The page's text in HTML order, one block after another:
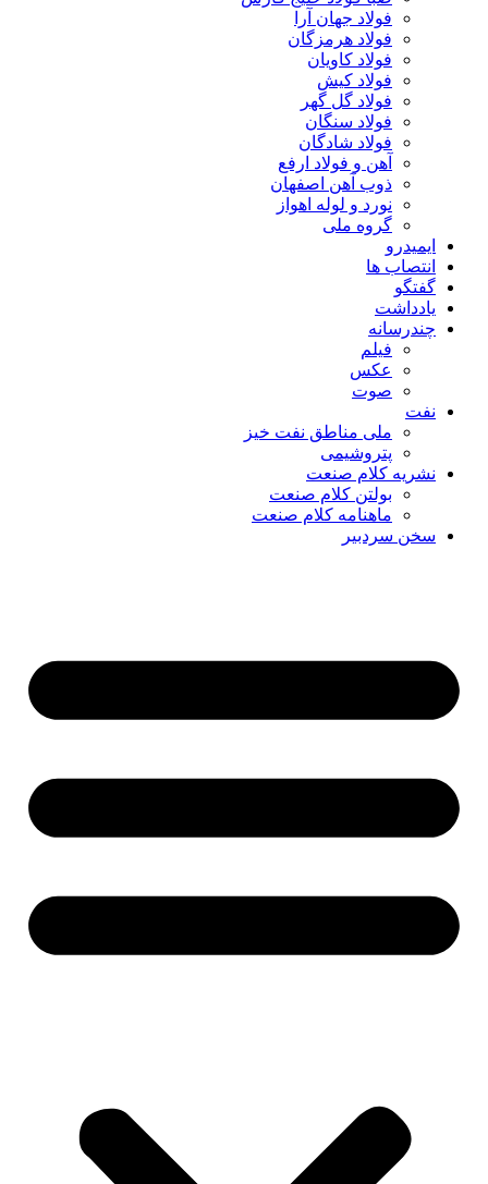
فولاد جهان آرا
فولاد هرمزگان
فولاد کاویان
فولاد کیش
فولاد گل گهر
فولاد سنگان
فولاد شادگان
آهن و فولاد ارفع
ذوب آهن اصفهان
نورد و لوله اهواز
گروه ملی
ایمیدرو
انتصاب ها
گفتگو
یادداشت
چندرسانه
فیلم
عکس
صوت
نفت
ملی مناطق نفت خیز
پتروشیمی
نشریه کلام صنعت
بولتن کلام صنعت
ماهنامه کلام صنعت
سخن سردبیر